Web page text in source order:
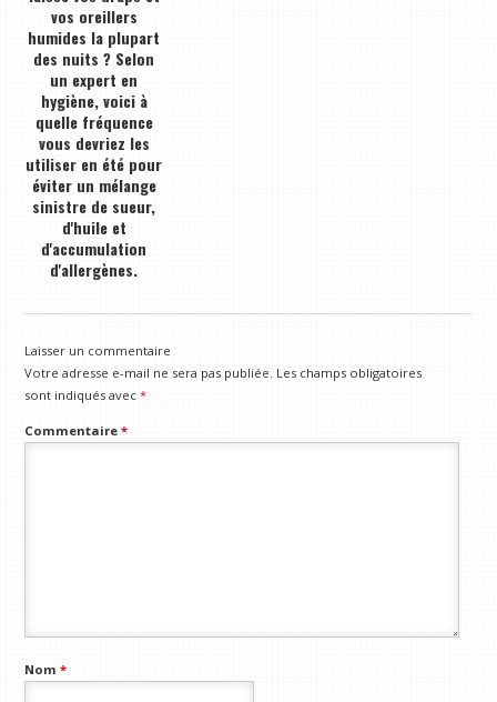
vos oreillers
humides la plupart
des nuits ? Selon
un expert en
hygiène, voici à
quelle fréquence
vous devriez les
utiliser en été pour
éviter un mélange
sinistre de sueur,
d'huile et
d'accumulation
d'allergènes.
Laisser un commentaire
Votre adresse e-mail ne sera pas publiée. Les champs obligatoires
sont indiqués avec*
Commentaire*
Nom*